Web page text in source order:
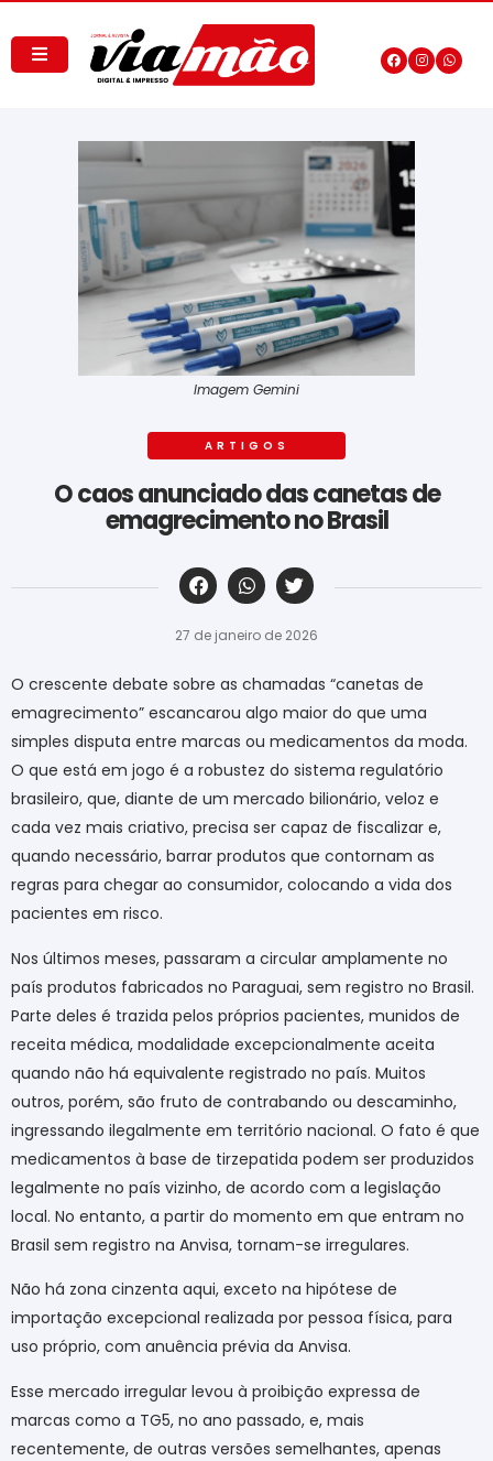
Imagem Gemini
ARTIGOS
O caos anunciado das canetas de
emagrecimento no Brasil
‎ ‎ ‎ ‎ ‎ ‎ ‎ ‎ ‎ ‎ ‎ ‎ ‎ ‎ ‎ ‎ ‎ ‎ ‎ ‎ ‎ ‎ ‎ ‎ ‎ ‎ ‎ ‎ ‎ ‎ ‎
27 de janeiro de 2026
O crescente debate sobre as chamadas “canetas de
emagrecimento” escancarou algo maior do que uma
simples disputa entre marcas ou medicamentos da moda.
O que está em jogo é a robustez do sistema regulatório
brasileiro, que, diante de um mercado bilionário, veloz e
cada vez mais criativo, precisa ser capaz de fiscalizar e,
quando necessário, barrar produtos que contornam as
regras para chegar ao consumidor, colocando a vida dos
pacientes em risco.
Nos últimos meses, passaram a circular amplamente no
país produtos fabricados no Paraguai, sem registro no Brasil.
Parte deles é trazida pelos próprios pacientes, munidos de
receita médica, modalidade excepcionalmente aceita
quando não há equivalente registrado no país. Muitos
outros, porém, são fruto de contrabando ou descaminho,
ingressando ilegalmente em território nacional. O fato é que
medicamentos à base de tirzepatida podem ser produzidos
legalmente no país vizinho, de acordo com a legislação
local. No entanto, a partir do momento em que entram no
Brasil sem registro na Anvisa, tornam-se irregulares.
Não há zona cinzenta aqui, exceto na hipótese de
importação excepcional realizada por pessoa física, para
uso próprio, com anuência prévia da Anvisa.
Esse mercado irregular levou à proibição expressa de
marcas como a TG5, no ano passado, e, mais
recentemente, de outras versões semelhantes, apenas